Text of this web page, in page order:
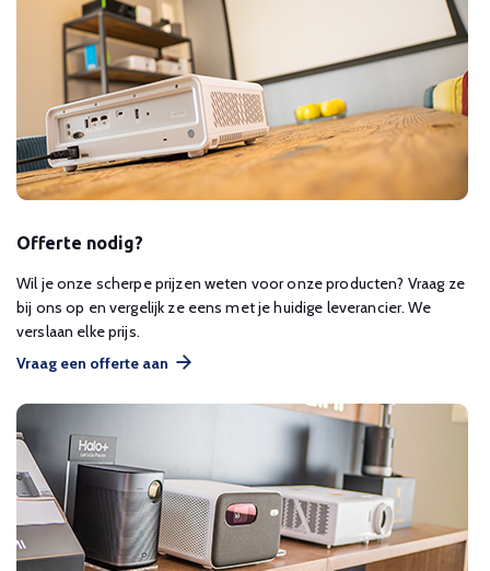
Offerte nodig?
Wil je onze scherpe prijzen weten voor onze producten? Vraag ze
bij ons op en vergelijk ze eens met je huidige leverancier. We
verslaan elke prijs.
Vraag een offerte aan